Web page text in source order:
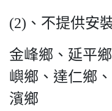
(2)、不提供安
金峰鄉、延平
嶼鄉、達仁鄉
濱鄉